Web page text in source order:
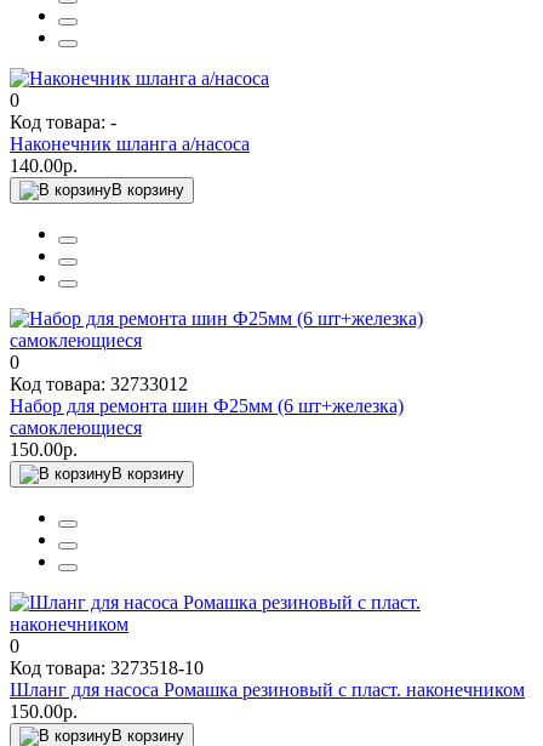
0
Код товара: -
Наконечник шланга а/насоса
140.00р.
В корзину
0
Код товара: 32733012
Набор для ремонта шин Ф25мм (6 шт+железка)
самоклеющиеся
150.00р.
В корзину
0
Код товара: 3273518-10
Шланг для насоса Ромашка резиновый с пласт. наконечником
150.00р.
В корзину